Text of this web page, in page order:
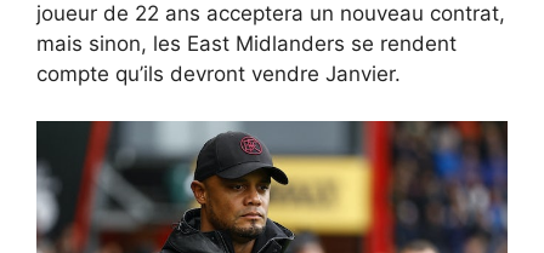
joueur de 22 ans acceptera un nouveau contrat,
mais sinon, les East Midlanders se rendent
compte qu’ils devront vendre Janvier.